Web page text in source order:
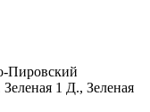
Пировский
1 Д., Зеленая